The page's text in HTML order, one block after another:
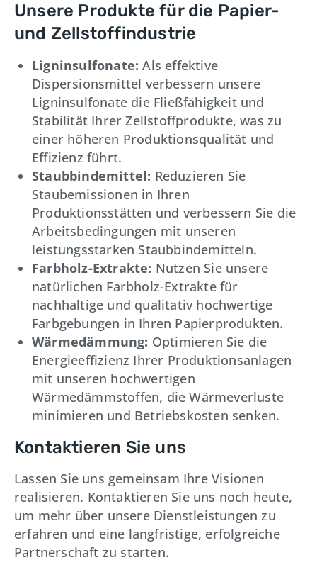
Unsere Produkte für die Papier-
und Zellstoffindustrie
Ligninsulfonate: Als effektive
Dispersionsmittel verbessern unsere
Ligninsulfonate die Fließfähigkeit und
Stabilität Ihrer Zellstoffprodukte, was zu
einer höheren Produktionsqualität und
Effizienz führt.
Staubbindemittel: Reduzieren Sie
Staubemissionen in Ihren
Produktionsstätten und verbessern Sie die
Arbeitsbedingungen mit unseren
leistungsstarken Staubbindemitteln.
Farbholz-Extrakte: Nutzen Sie unsere
natürlichen Farbholz-Extrakte für
nachhaltige und qualitativ hochwertige
Farbgebungen in Ihren Papierprodukten.
Wärmedämmung: Optimieren Sie die
Energieeffizienz Ihrer Produktionsanlagen
mit unseren hochwertigen
Wärmedämmstoffen, die Wärmeverluste
minimieren und Betriebskosten senken.
Kontaktieren Sie uns
Lassen Sie uns gemeinsam Ihre Visionen
realisieren. Kontaktieren Sie uns noch heute,
um mehr über unsere Dienstleistungen zu
erfahren und eine langfristige, erfolgreiche
Partnerschaft zu starten.